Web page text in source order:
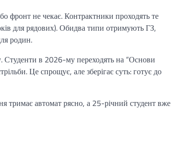
фронт не чекає. Контрактники проходять те
для рядових). Обидва типи отримують ГЗ,
родин.
Студенти в 2026-му переходять на “Основи
Це спрощує, але зберігає суть: готує до
тримає автомат рясно, а 25-річний студент вже